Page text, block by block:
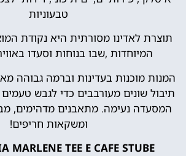
טבעוניות
תוצרת לאדינו מסורתית היא נקודת
המיוחדות ,שבו בנוחות וסעדו
המנות מוכנות בעדינות וברמה גבוהה
תיבול שונים מעורבבים כדי לגבש
המסעדה נעימה. מתאבנים מדהימים,
ומשקאות חריפים!
MARLENE TEE E CAFE STUBE